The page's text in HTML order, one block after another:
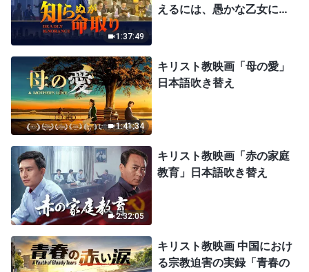
1:37:49
えるには、愚かな乙女にな
1:41:34
キリスト教映画「母の愛」
日本語吹き替え
2:32:05
キリスト教映画「赤の家庭
教育」日本語吹き替え
キリスト教映画 中国におけ
る宗教迫害の実録「青春の